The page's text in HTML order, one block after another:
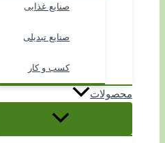
صنایع غذایی
صنایع تبدیلی
کسب و کار
محصولات